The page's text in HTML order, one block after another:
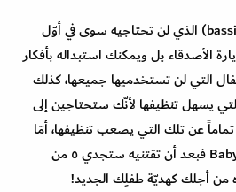
سرير الطفل المتحرّك (الـ bassinet) الذي لن تحتاجيه سوى في أوّل
الأصدقاء بل ويمكنك استبداله بأفكار
التي لن تستخدميها جميعها، كذلك
يسهل تنظيفها لأنّك ستحتاجين إلى
تماماً عن تلك التي يصعب تنظيفها، أمّا
كرسي الطفل أو الـ Baby Bouncer فبعد أن تقتنيه ستجدي ٥ من
من أجلك كهديّة طفلِك الجديد!